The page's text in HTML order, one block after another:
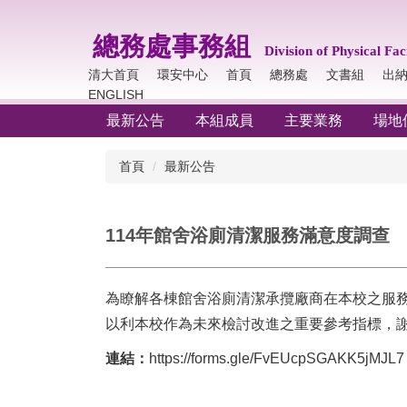
容
總務處事務組 Division of Physical
清大首頁
環安中心 首頁 總務處 文書組 出
ENGLISH
最新公告 本組成員 主要業務 場地
首頁 最新公告
114年館舍浴廁清潔服務滿意度調查
為瞭解各棟館舍浴廁清潔承攬廠商在本校之服
以利本校作為未來檢討改進之重要參考指標，
連結： https://forms.gle/FvEUcpSGAKK5jMJL7